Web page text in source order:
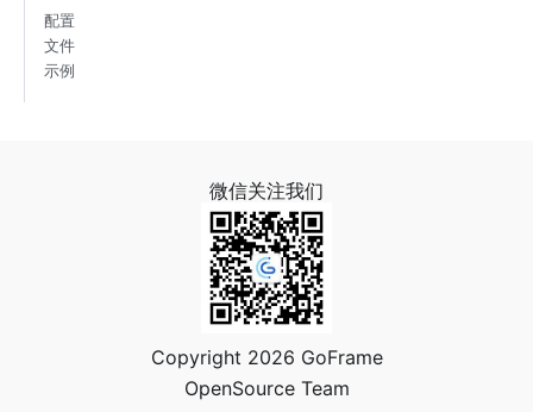
配置
文件
示例
微信关注我们
Copyright 2026 GoFrame
OpenSource Team